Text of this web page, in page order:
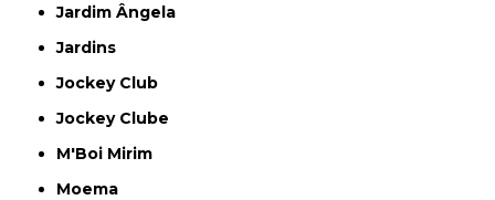
Jardim Ângela
Jardins
Jockey Club
Jockey Clube
M'Boi Mirim
Moema